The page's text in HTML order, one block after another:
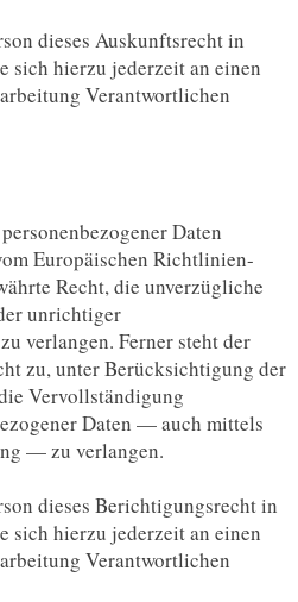
dieses Auskunftsrecht in
sich hierzu jederzeit an einen
Verantwortlichen
Daten
Europäischen Richtlinien-
Recht, die unverzügliche
unrichtiger
verlangen. Ferner steht der
zu, unter Berücksichtigung der
Vervollständigung
Daten — auch mittels
— zu verlangen.
dieses Berichtigungsrecht in
sich hierzu jederzeit an einen
Verantwortlichen